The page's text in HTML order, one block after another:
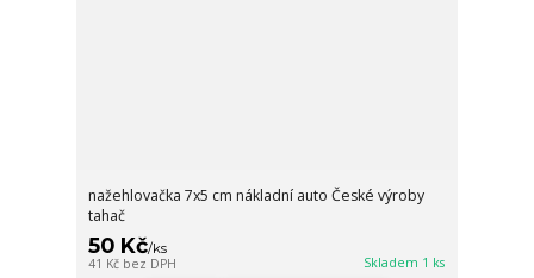
nažehlovačka 7x5 cm nákladní auto České výroby
tahač
50 Kč/ks
41 Kč bez DPH Skladem 1 ks